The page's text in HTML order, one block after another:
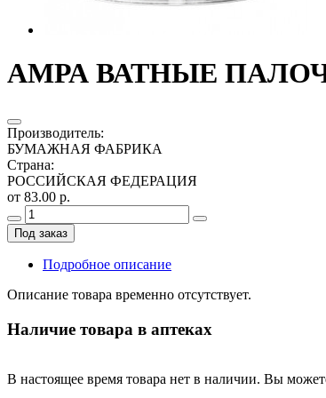
АМРА ВАТНЫЕ
Производитель:
БУМАЖНАЯ ФАБРИКА
Страна:
РОССИЙСКАЯ ФЕДЕРАЦИЯ
от 83.00 р.
Под заказ
Подробное описание
Описание товара временно отсутствует.
Наличие товара в аптеках
В настоящее время товара нет в наличии. Вы